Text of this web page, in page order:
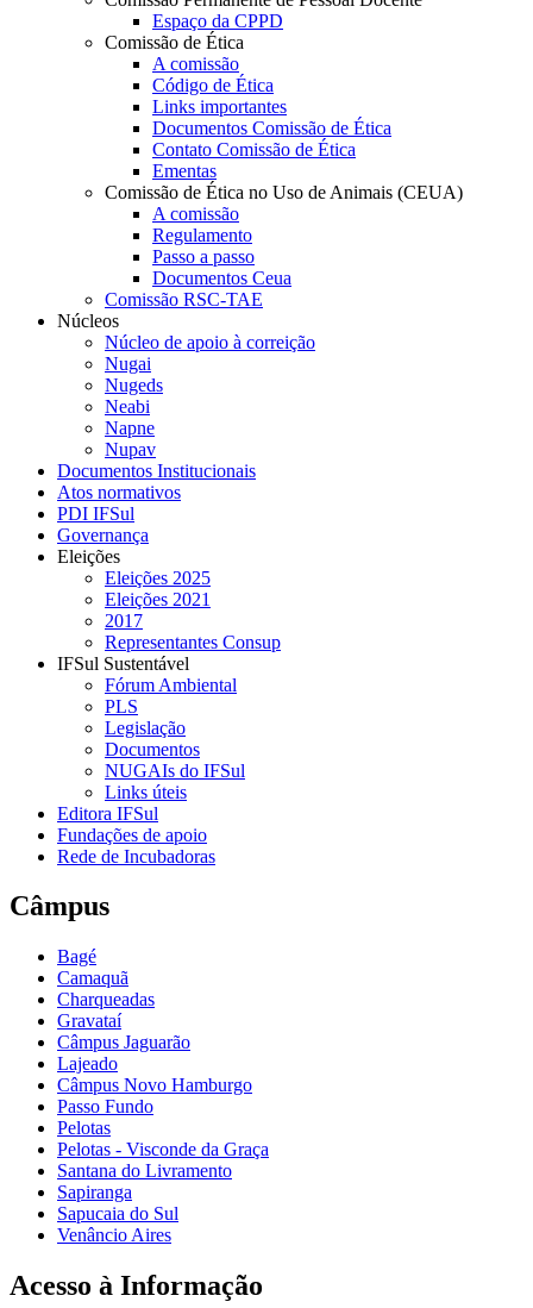
Espaço da CPPD
Comissão de Ética
A comissão
Código de Ética
Links importantes
Documentos Comissão de Ética
Contato Comissão de Ética
Ementas
Comissão de Ética no Uso de Animais (CEUA)
A comissão
Regulamento
Passo a passo
Documentos Ceua
Comissão RSC-TAE
Núcleos
Núcleo de apoio à correição
Nugai
Nugeds
Neabi
Napne
Nupav
Documentos Institucionais
Atos normativos
PDI IFSul
Governança
Eleições
Eleições 2025
Eleições 2021
2017
Representantes Consup
IFSul Sustentável
Fórum Ambiental
PLS
Legislação
Documentos
NUGAIs do IFSul
Links úteis
Editora IFSul
Fundações de apoio
Rede de Incubadoras
Câmpus
Bagé
Camaquã
Charqueadas
Gravataí
Câmpus Jaguarão
Lajeado
Câmpus Novo Hamburgo
Passo Fundo
Pelotas
Pelotas - Visconde da Graça
Santana do Livramento
Sapiranga
Sapucaia do Sul
Venâncio Aires
Acesso à Informação